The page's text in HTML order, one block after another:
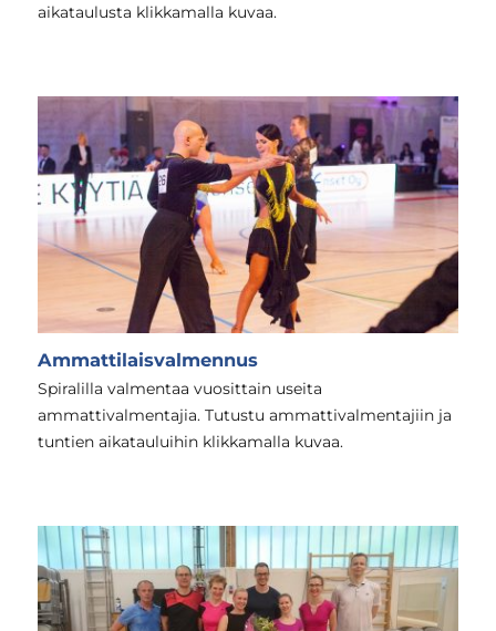
aikataulusta klikkamalla kuvaa.
Ammattilaisvalmennus
Spiralilla valmentaa vuosittain useita
ammattivalmentajia. Tutustu ammattivalmentajiin ja
tuntien aikatauluihin klikkamalla kuvaa.